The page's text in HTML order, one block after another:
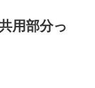
用部分っ